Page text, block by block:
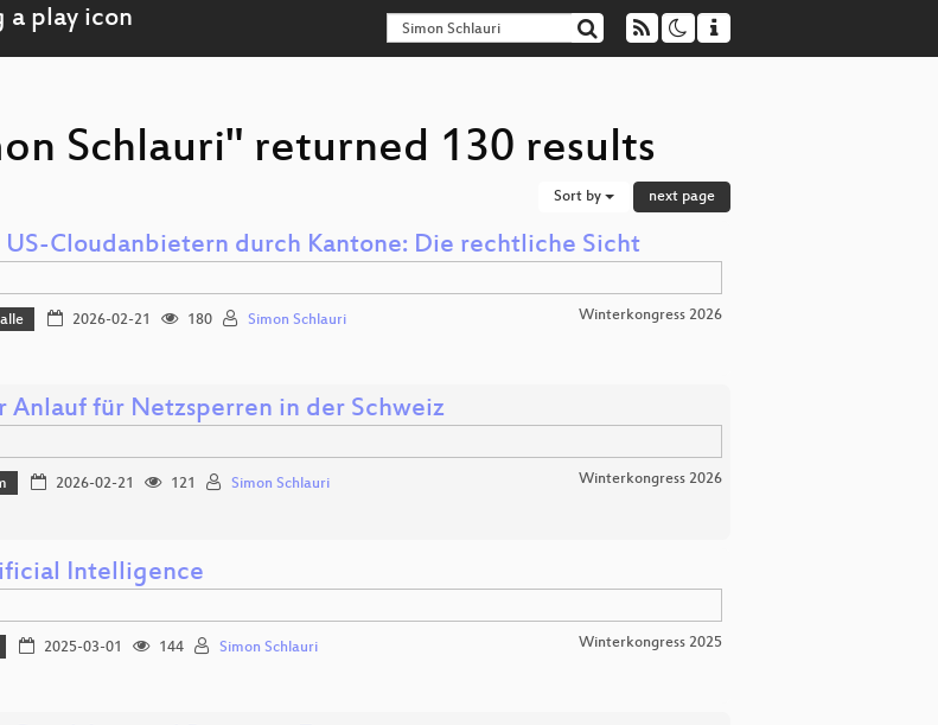
Schlauri" returned 130 results
Sort by next page
Cloudanbietern durch Kantone: Die rechtliche Sicht
2026-02-21 180 Simon Schlauri Winterkongress 2026
Anlauf für Netzsperren in der Schweiz
2026-02-21 121 Simon Schlauri Winterkongress 2026
Intelligence
2025-03-01 144 Simon Schlauri Winterkongress 2025